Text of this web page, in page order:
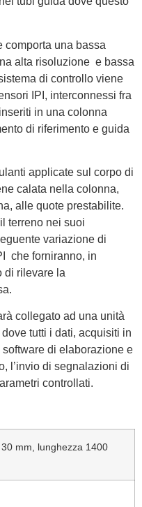
comporta una bassa
alta risoluzione e bassa
di controllo viene
IPI, interconnessi fra
in una colonna
di riferimento e guida
applicate sul corpo di
calata nella colonna,
alle quote prestabilite.
terreno nei suoi
variazione di
che forniranno, in
di rilevare la
collegato ad una unità
tutti i dati, acquisiti in
di elaborazione e
l’invio di segnalazioni di
controllati.
mm, lunghezza 1400